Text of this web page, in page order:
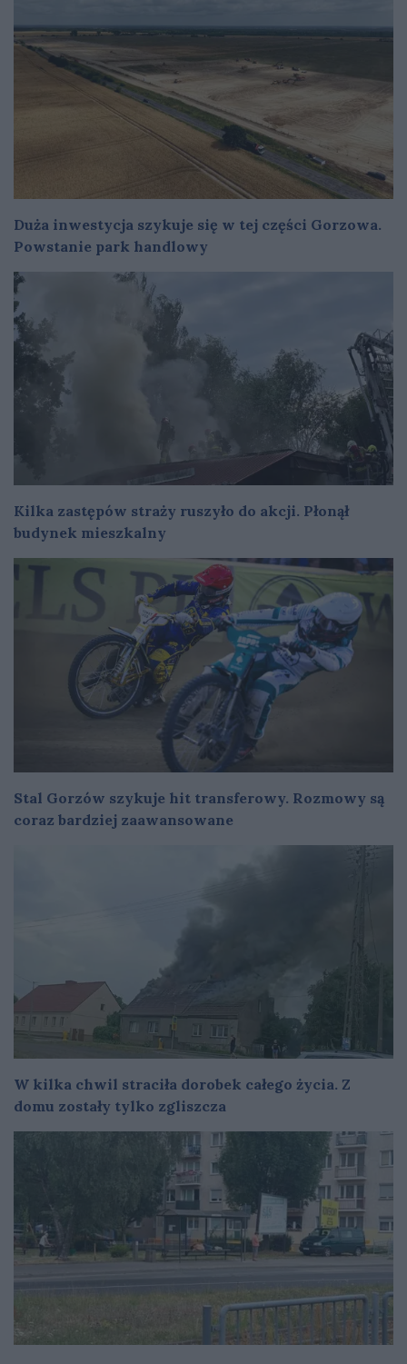
Duża inwestycja szykuje się w tej części Gorzowa.
Powstanie park handlowy
Kilka zastępów straży ruszyło do akcji. Płonął
budynek mieszkalny
Stal Gorzów szykuje hit transferowy. Rozmowy są
coraz bardziej zaawansowane
W kilka chwil straciła dorobek całego życia. Z
domu zostały tylko zgliszcza